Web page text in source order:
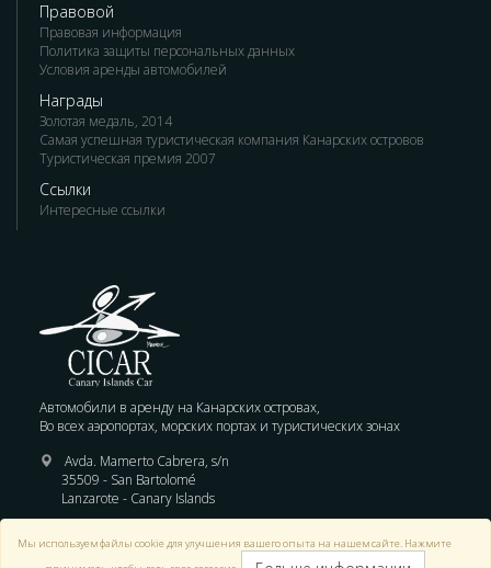
Правовой
Правовая информация
Политика защиты персональных данных
Условия аренды автомобилей
Награды
Золотая медаль, 2014
Самая успешная туристическая компания Канарских островов
Туристическая премия 2007
Ссылки
Интересные ссылки
Автомобили в аренду на Канарских островах,
Во всех аэропортах, морских портах и туристических зонах
Avda. Mamerto Cabrera, s/n
35509 - San Bartolomé
Lanzarote - Canary Islands
Мы используем файлы cookie для улучшения вашего опыта на нашем сайте. Нажмите